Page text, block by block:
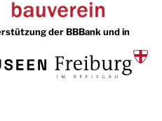
der BBBank und in